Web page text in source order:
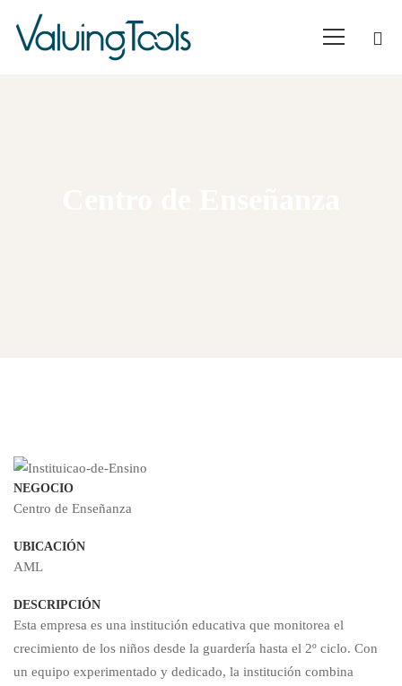
de
Enseñanza
–
2.361.900€
NEGOCIO
Centro de Enseñanza
UBICACIÓN
AML
DESCRIPCIÓN
Esta empresa es una institución educativa que monitorea el
crecimiento de los niños desde la guardería hasta el 2º ciclo. Con
un equipo experimentado y dedicado, la institución combina